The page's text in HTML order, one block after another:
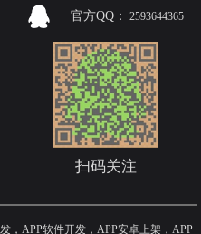
官方QQ： 2593644365
扫码关注
，APP软件开发，APP安卓上架，APP